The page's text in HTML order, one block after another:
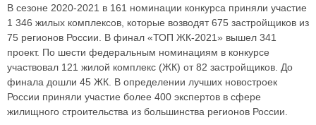
В сезоне 2020-2021 в 161 номинации конкурса приняли участие
1 346 жилых комплексов, которые возводят 675 застройщиков из
75 регионов России. В финал «ТОП ЖК-2021» вышел 341
проект. По шести федеральным номинациям в конкурсе
участвовал 121 жилой комплекс (ЖК) от 82 застройщиков. До
финала дошли 45 ЖК. В определении лучших новостроек
России приняли участие более 400 экспертов в сфере
жилищного строительства из большинства регионов России.